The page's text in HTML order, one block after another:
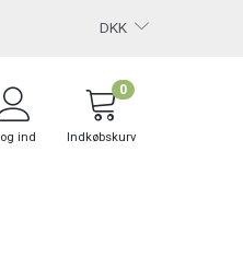
DKK
ind Indkøbskurv
0